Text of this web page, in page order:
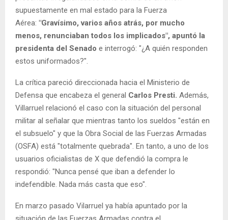
supuestamente en mal estado para la Fuerza
Aérea: "Gravísimo, varios años atrás, por mucho
menos, renunciaban todos los implicados", apuntó la
presidenta del Senado e interrogó: "¿A quién responden
estos uniformados?".
La crítica pareció direccionada hacia el Ministerio de
Defensa que encabeza el general Carlos Presti. Además,
Villarruel relacionó el caso con la situación del personal
militar al señalar que mientras tanto los sueldos "están en
el subsuelo" y que la Obra Social de las Fuerzas Armadas
(OSFA) está "totalmente quebrada". En tanto, a uno de los
usuarios oficialistas de X que defendió la compra le
respondió: "Nunca pensé que iban a defender lo
indefendible. Nada más casta que eso".
En marzo pasado Vilarruel ya había apuntado por la